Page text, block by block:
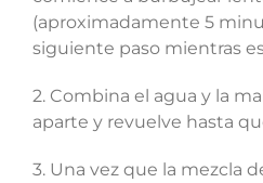
(aproximadamente 5
siguiente paso mientras
2. Combina el agua y la
aparte y revuelve hasta
3. Una vez que la mezcla